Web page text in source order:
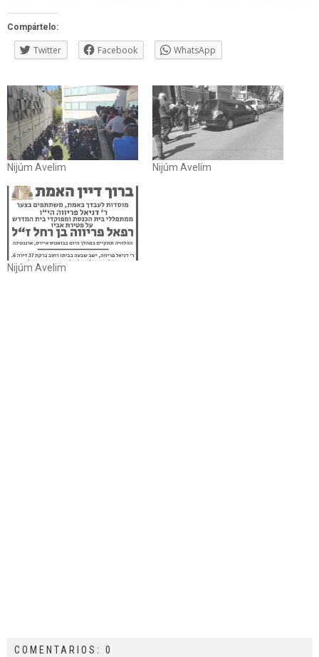
Compártelo:
Twitter Facebook WhatsApp
Nijúm Avelim Nijúm Avelím
Nijúm Avelim
COMENTARIOS: 0